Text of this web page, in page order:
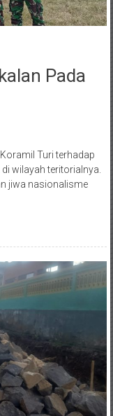
Pada
Turi terhadap
wilayah teritorialnya.
jiwa nasionalisme